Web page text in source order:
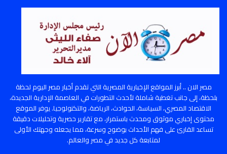
مصر الان .. أبرز المواقع الإخبارية المصرية التي تقدم أخبار مصر اليوم لحظة
بلحظة، إلى جانب تغطية شاملة لأحدث التطورات في العاصمة الإدارية الجديدة،
الاقتصاد المصري، السياسة، الحوادث، الرياضة، والتكنولوجيا. يوفر الموقع
محتوى إخباري موثوق ومحدث باستمرار، مع تقارير حصرية وتحليلات دقيقة
تساعد القارئ على فهم الأحداث بوضوح وسرعة، مما يجعله وجهتك الأولى
لمتابعة كل جديد في مصر والعالم.